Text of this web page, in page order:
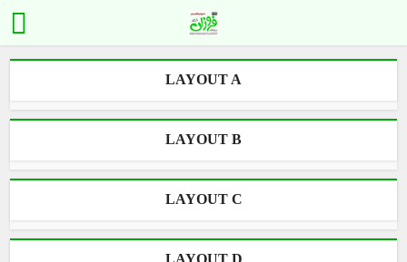
LAYOUT A
LAYOUT B
LAYOUT C
LAYOUT D